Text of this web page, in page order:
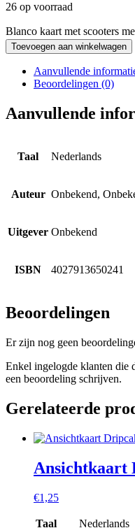
26 op voorraad
Blanco kaart met scooters
Toevoegen aan winkelwagen
Aanvullende
Beoordelingen (0)
Aanvullende
Taal Nederlands
Auteur Onbekend,
Uitgever Onbekend
ISBN 4027913650241
Beoordelingen
Er zijn nog geen
Enkel ingelogde klanten die
een beoordeling schrijven.
Gerelateerde
Ansichtkaart
€1,25
Taal Nederlands